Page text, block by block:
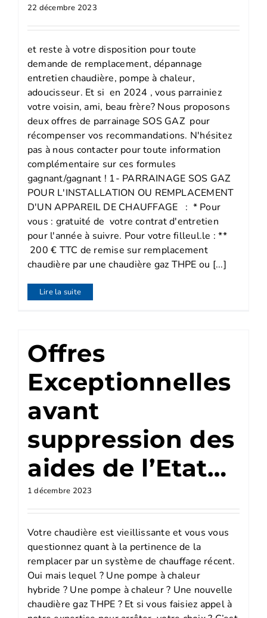
22 décembre 2023
et reste à votre disposition pour toute
demande de remplacement, dépannage
entretien chaudière, pompe à chaleur,
adoucisseur. Et si en 2024 , vous parrainiez
votre voisin, ami, beau frère? Nous proposons
deux offres de parrainage SOS GAZ pour
récompenser vos recommandations. N'hésitez
pas à nous contacter pour toute information
complémentaire sur ces formules
gagnant/gagnant ! 1- PARRAINAGE SOS GAZ
POUR L'INSTALLATION OU REMPLACEMENT
D'UN APPAREIL DE CHAUFFAGE : * Pour
vous : gratuité de votre contrat d'entretien
pour l'année à suivre. Pour votre filleul.le : **
200 € TTC de remise sur remplacement
chaudière par une chaudière gaz THPE ou [...]
Lire la suite
Offres
Exceptionnelles
avant
suppression des
aides de l’Etat…
1 décembre 2023
Votre chaudière est vieillissante et vous vous
questionnez quant à la pertinence de la
remplacer par un système de chauffage récent.
Oui mais lequel ? Une pompe à chaleur
hybride ? Une pompe à chaleur ? Une nouvelle
chaudière gaz THPE ? Et si vous faisiez appel à